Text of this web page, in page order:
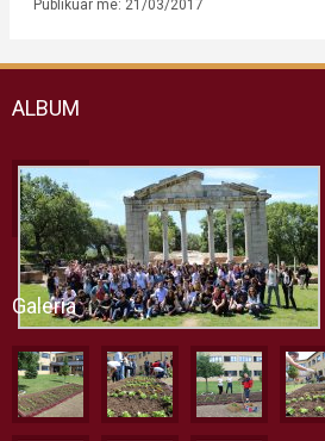
Publikuar më: 21/03/2017
ALBUM
Galeria